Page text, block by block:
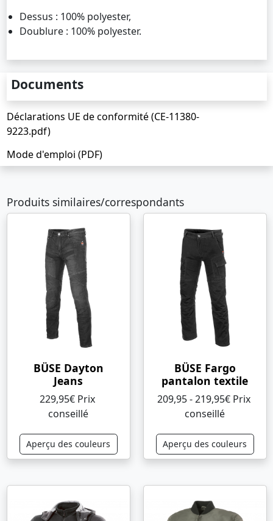
Dessus : 100% polyester,
Doublure : 100% polyester.
Documents
Déclarations UE de conformité (CE-11380-
9223.pdf)
Mode d'emploi (PDF)
Produits similaires/correspondants
BÜSE Dayton
Jeans
229,95€ Prix ​​
conseillé
Aperçu des couleurs
BÜSE Fargo
pantalon textile
209,95 - 219,95€ Prix ​​
conseillé
Aperçu des couleurs